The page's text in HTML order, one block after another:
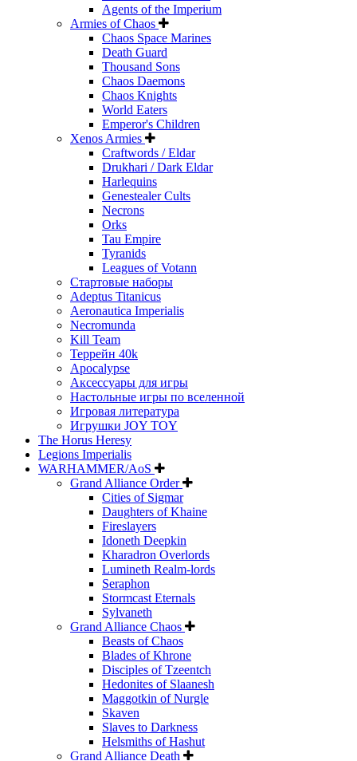
Agents of the Imperium
Armies of Chaos
Chaos Space Marines
Death Guard
Thousand Sons
Chaos Daemons
Chaos Knights
World Eaters
Emperor's Children
Xenos Armies
Craftwords / Eldar
Drukhari / Dark Eldar
Harlequins
Genestealer Cults
Necrons
Orks
Tau Empire
Tyranids
Leagues of Votann
Стартовые наборы
Adeptus Titanicus
Aeronautica Imperialis
Necromunda
Kill Team
Террейн 40k
Apocalypse
Аксессуары для игры
Настольные игры по вселенной
Игровая литература
Игрушки JOY TOY
The Horus Heresy
Legions Imperialis
WARHAMMER/AoS
Grand Alliance Order
Cities of Sigmar
Daughters of Khaine
Fireslayers
Idoneth Deepkin
Kharadron Overlords
Lumineth Realm-lords
Seraphon
Stormcast Eternals
Sylvaneth
Grand Alliance Chaos
Beasts of Chaos
Blades of Khrone
Disciples of Tzeentch
Hedonites of Slaanesh
Maggotkin of Nurgle
Skaven
Slaves to Darkness
Helsmiths of Hashut
Grand Alliance Death